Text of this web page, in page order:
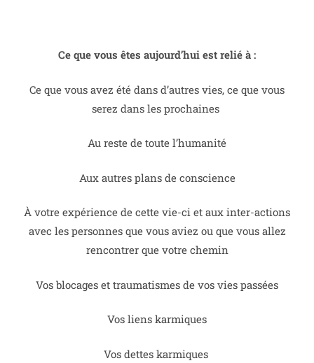
Ce que vous êtes aujourd’hui est relié à :
Ce que vous avez été dans d’autres vies, ce que vous
serez dans les prochaines
Au reste de toute l’humanité
Aux autres plans de conscience
À votre expérience de cette vie-ci et aux inter-actions
avec les personnes que vous aviez ou que vous allez
rencontrer que votre chemin
Vos blocages et traumatismes de vos vies passées
Vos liens karmiques
Vos dettes karmiques